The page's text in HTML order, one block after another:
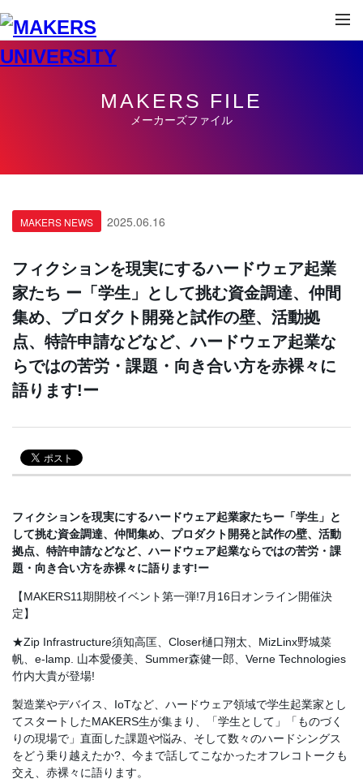
MAKERS FILE
メーカーズファイル
MAKERS NEWS 2025.06.16
フィクションを現実にするハードウェア起業
家たち ー「学生」として挑む資金調達、仲間
集め、プロダクト開発と試作の壁、活動拠
点、特許申請などなど、ハードウェア起業な
らではの苦労・課題・向き合い方を赤裸々に
語ります!ー
フィクションを現実にするハードウェア起業家たちー「学生」と
して挑む資金調達、仲間集め、プロダクト開発と試作の壁、活動
拠点、特許申請などなど、ハードウェア起業ならではの苦労・課
題・向き合い方を赤裸々に語ります!ー
【MAKERS11期開校イベント第一弾!7月16日オンライン開催決
定】
★Zip Infrastructure須知高匡、 Closer樋口翔太
MizLinx野城菜
帆
e-lamp. 山本愛優美 、Summer森健一郎、Verne Technologies
竹内大貴が登場!
製造業やデバイス、IoTなど、ハードウェア領域で学生起業家とし
てスタートしたMAKERS生が集まり、「学生として」「ものづく
りの現場で」直面した課題や悩み、そして数々のハードシングス
をどう乗り越えたか?、今まで話してこなかったオフレコトークも
交え、赤裸々に語ります。